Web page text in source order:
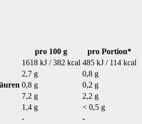
pro 100 g
pro Portion*
1618 kJ / 382 kcal 485 kJ / 114 kcal
2,7 g
0,8 g
0,8 g
0,2 g
7,2 g
2,2 g
1,4 g
< 0,5 g
-
-